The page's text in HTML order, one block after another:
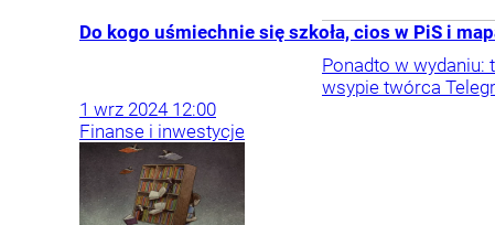
Do kogo uśmiechnie się szkoła, cios w PiS i
Ponadto w wydaniu:
wsypie twórca
1 wrz 2024 12:00
Finanse i inwestycje